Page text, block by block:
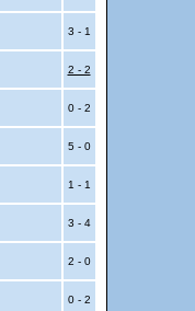
3 - 1
2 - 2
0 - 2
5 - 0
1 - 1
3 - 4
2 - 0
0 - 2